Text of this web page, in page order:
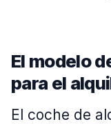
El modelo
para el
El coche de